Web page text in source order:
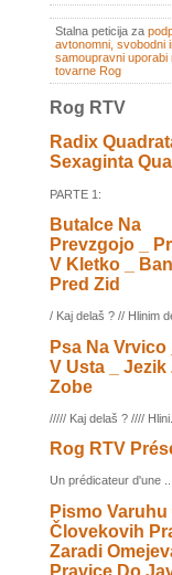
Stalna peticija za
avtonomni, svobodni
samoupravni uporabi
tovarne Rog
Rog RTV
Radix
Sexaginta
PARTE 1:
Butalce Na
Prevzgojo _
V Kletko _
Pred Zid
/ Kaj delaš ? // Hlinim
Psa Na Vrvico
V Usta _ Jezik
Zobe
///// Kaj delaš ? //// Hlini...
Rog RTV
Un prédicateur d'une ...
Pismo Varuhu
Človekovih
Zaradi
Pravice Do